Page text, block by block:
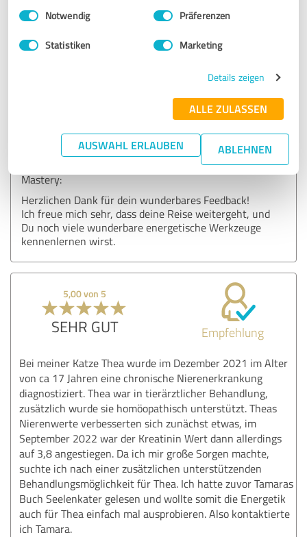
Impressum Datenschutzbestimmungen
Einwilligungsauswahl
Notwendig Präferenzen
Statistiken Marketing
Details zeigen
ALLE ZULASSEN
AUSWAHL ERLAUBEN ABLEHNEN
Liebe Tamara, ich danke dir für alles, für deine
Kommentar von Tamara Schenk | Energy Field
Mastery:
Herzlichen Dank für dein wunderbares Feedback!
Ich freue mich sehr, dass deine Reise weitergeht, und
Du noch viele wunderbare energetische Werkzeuge
kennenlernen wirst.
5,00 von 5
SEHR GUT Empfehlung
Bei meiner Katze Thea wurde im Dezember 2021 im Alter
von ca 17 Jahren eine chronische Nierenerkrankung
diagnostiziert. Thea war in tierärztlicher Behandlung,
zusätzlich wurde sie homöopathisch unterstützt. Theas
Nierenwerte verbesserten sich zunächst etwas, im
September 2022 war der Kreatinin Wert dann allerdings
auf 3,8 angestiegen. Da ich mir große Sorgen machte,
suchte ich nach einer zusätzlichen unterstützenden
Behandlungsmöglichkeit für Thea. Ich hatte zuvor Tamaras
Buch Seelenkater gelesen und wollte somit die Energetik
auch für Thea einfach mal ausprobieren. Also kontaktierte
ich Tamara.